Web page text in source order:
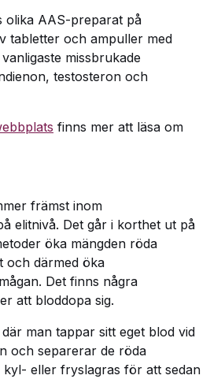
olika AAS-preparat på
tabletter och ampuller med
missbrukade
testosteron och
finns mer att läsa om
främst inom
elitnivå. Det går i korthet ut på
öka mängden röda
och därmed öka
Det finns några
att bloddopa sig.
man tappar sitt eget blod vid
och separerar de röda
eller fryslagras för att sedan